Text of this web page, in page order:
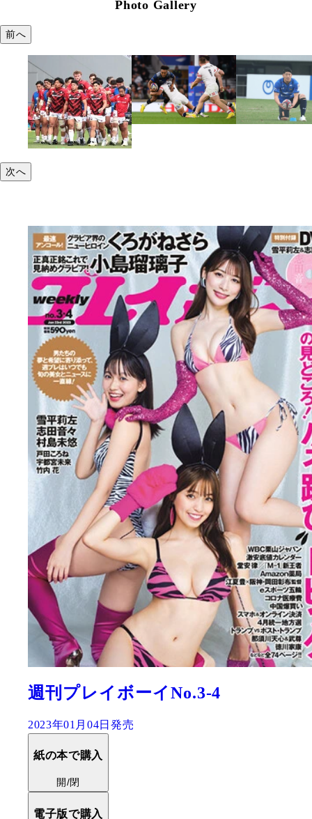
Photo Gallery
前へ
次へ
週刊プレイボーイNo.3-4
2023年01月04日発売
紙の本で購入
開/閉
電子版で購入